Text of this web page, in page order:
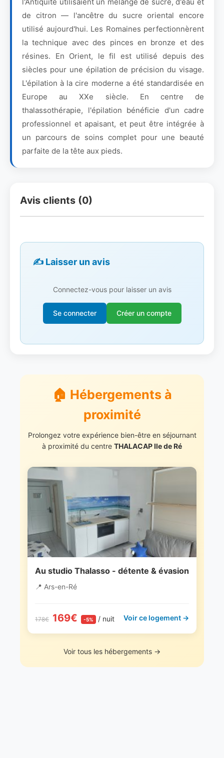
de citron — l'ancêtre du sucre oriental encore
utilisé aujourd'hui. Les Romaines perfectionnèrent
la technique avec des pinces en bronze et des
résines. En Orient, le fil est utilisé depuis des
siècles pour une épilation de précision du visage.
L'épilation à la cire moderne a été standardisée en
Europe au XXe siècle. En centre de
thalassothérapie, l'épilation bénéficie d'un cadre
professionnel et apaisant, et peut être intégrée à
un parcours de soins complet pour une beauté
parfaite de la tête aux pieds.
Avis clients (0)
✍️ Laisser un avis
Connectez-vous pour laisser un avis
Se connecter Créer un compte
🏠 Hébergements à
proximité
Prolongez votre expérience bien-être en séjournant
à proximité du centre THALACAP Ile de Ré
Au studio Thalasso - détente & évasion
📍 Ars-en-Ré
178€ 169€ -5% / nuit Voir ce logement →
Voir tous les hébergements →